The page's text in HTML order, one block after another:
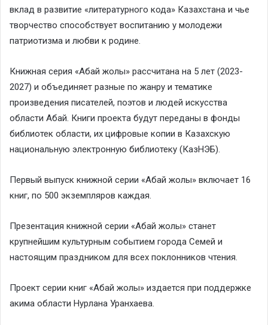
вклад в развитие «литературного кода» Казахстана и чье
творчество способствует воспитанию у молодежи
патриотизма и любви к родине.
Книжная серия «Абай жолы» рассчитана на 5 лет (2023-
2027) и объединяет разные по жанру и тематике
произведения писателей, поэтов и людей искусства
области Абай. Книги проекта будут переданы в фонды
библиотек области, их цифровые копии в Казахскую
национальную электронную библиотеку (КазНЭБ).
Первый выпуск книжной серии «Абай жолы» включает 16
книг, по 500 экземпляров каждая.
Презентация книжной серии «Абай жолы» станет
крупнейшим культурным событием города Семей и
настоящим праздником для всех поклонников чтения.
Проект серии книг «Абай жолы» издается при поддержке
акима области Нурлана Уранхаева.